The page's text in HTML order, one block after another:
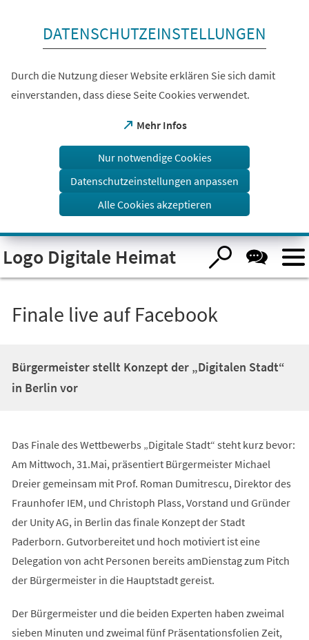
Visuelle
Assistenzsoftware
öffnen.
DATENSCHUTZEINSTELLUNGEN
Durch die Nutzung dieser Website erklären Sie sich damit
einverstanden, dass diese Seite Cookies verwendet.
Mehr Infos
(Öffnet
einem
Tab)
Nur notwendige Cookies
Datenschutzeinstellungen anpassen
Alle Cookies akzeptieren
Logo Digitale Heimat
Finale live auf Facebook
Bürgermeister stellt Konzept der „Digitalen Stadt“
in Berlin vor
Das Finale des Wettbewerbs „Digitale Stadt“ steht kurz bevor:
Am Mittwoch, 31.Mai, präsentiert Bürgermeister Michael
Dreier gemeinsam mit Prof. Roman Dumitrescu, Direktor des
Fraunhofer IEM, und Christoph Plass, Vorstand und Gründer
der Unity AG, in Berlin das finale Konzept der Stadt
Paderborn. Gutvorbereitet und hoch motiviert ist eine
Delegation von acht Personen bereits amDienstag zum Pitch
der Bürgermeister in die Hauptstadt gereist.
Der Bürgermeister und die beiden Experten haben zweimal
sieben Minuten und zweimal fünf Präsentationsfolien Zeit,